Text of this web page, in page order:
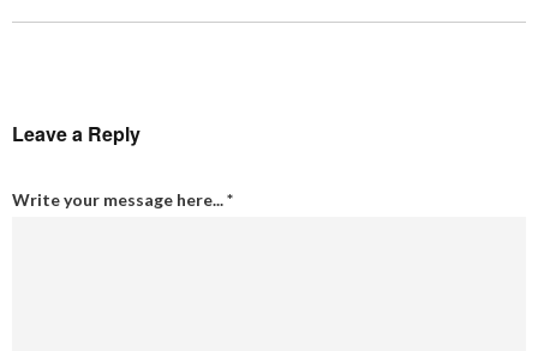
Leave a Reply
Write your message here...*